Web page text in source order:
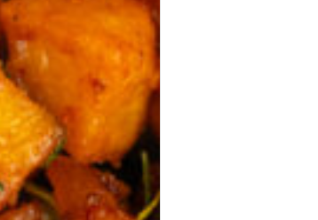
vegan
100 % Kichererbsen, fein gewürzt, mit cremigem Tahini.
pflanzlich · ideal für Events & Buffets
17,90 € für 1 Platten
(inkl. MwSt.)